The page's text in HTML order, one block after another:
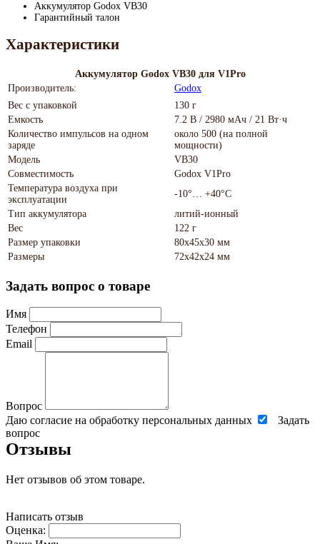
Аккумулятор Godox VB30
Гарантийный талон
Характеристики
Аккумулятор Godox VB30 для V1Pro
Производитель:
Godox
Вес с упаковкой
130 г
Емкость
7.2 В / 2980 мАч / 21 Вт·ч
Количество импульсов на одном
заряде
около 500 (на полной
мощности)
Модель
VB30
Совместимость
Godox V1Pro
Температура воздуха при
эксплуатации
-10°… +40°С
Тип аккумулятора
литий-ионный
Вес
122 г
Размер упаковки
80х45х30 мм
Размеры
72х42х24 мм
Задать вопрос о товаре
Имя
Телефон
Email
Вопрос
Даю согласие на обработку персональных данных
Задать
вопрос
Отзывы
Нет отзывов об этом товаре.
Написать отзыв
Оценка: